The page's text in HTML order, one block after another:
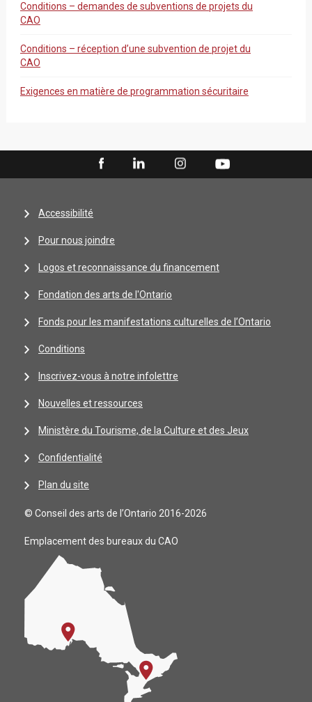
Conditions – demandes de subventions de projets du
CAO
Conditions – réception d’une subvention de projet du
CAO
Exigences en matière de programmation sécuritaire
Accessibilité
Pour nous joindre
Logos et reconnaissance du financement
Fondation des arts de l'Ontario
Fonds pour les manifestations culturelles de l’Ontario
Conditions
Inscrivez-vous à notre infolettre
Nouvelles et ressources
Ministère du Tourisme, de la Culture et des Jeux
Confidentialité
Plan du site
© Conseil des arts de l’Ontario 2016-2026
Emplacement des bureaux du CAO